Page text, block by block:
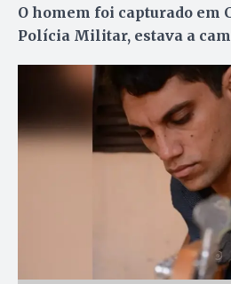
O homem foi capturado em
Polícia Militar, estava a